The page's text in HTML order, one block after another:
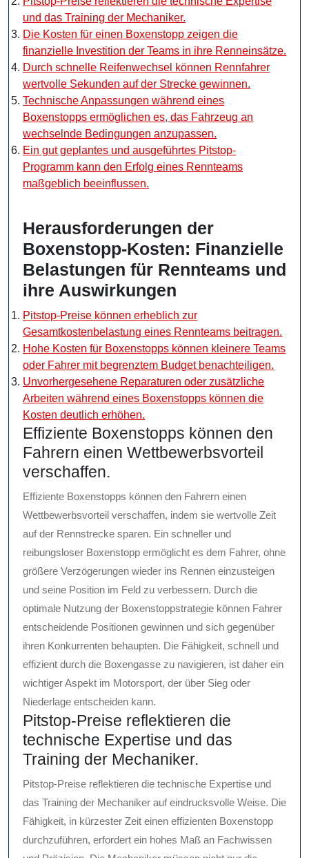
und das Training der Mechaniker.
Die Kosten für einen Boxenstopp zeigen die
finanzielle Investition der Teams in ihre Renneinsätze.
Durch schnelle Reifenwechsel können Rennfahrer
wertvolle Sekunden auf der Strecke gewinnen.
Technische Anpassungen während eines
Boxenstopps ermöglichen es, das Fahrzeug an
wechselnde Bedingungen anzupassen.
Ein gut geplantes und ausgeführtes Pitstop-
Programm kann den Erfolg eines Rennteams
maßgeblich beeinflussen.
Herausforderungen der
Boxenstopp-Kosten: Finanzielle
Belastungen für Rennteams und
ihre Auswirkungen
Pitstop-Preise können erheblich zur
Gesamtkostenbelastung eines Rennteams beitragen.
Hohe Kosten für Boxenstopps können kleinere Teams
oder Fahrer mit begrenztem Budget benachteiligen.
Unvorhergesehene Reparaturen oder zusätzliche
Arbeiten während eines Boxenstopps können die
Kosten deutlich erhöhen.
Effiziente Boxenstopps können den
Fahrern einen Wettbewerbsvorteil
verschaffen.
Effiziente Boxenstopps können den Fahrern einen
Wettbewerbsvorteil verschaffen, indem sie wertvolle Zeit
auf der Rennstrecke sparen. Ein schneller und
reibungsloser Boxenstopp ermöglicht es dem Fahrer, ohne
größere Verzögerungen wieder ins Rennen einzusteigen
und seine Position im Feld zu verbessern. Durch die
optimale Nutzung der Boxenstoppstrategie können Fahrer
entscheidende Positionen gewinnen und sich gegenüber
ihren Konkurrenten behaupten. Die Fähigkeit, schnell und
effizient durch die Boxengasse zu navigieren, ist daher ein
wichtiger Aspekt im Motorsport, der über Sieg oder
Niederlage entscheiden kann.
Pitstop-Preise reflektieren die
technische Expertise und das
Training der Mechaniker.
Pitstop-Preise reflektieren die technische Expertise und
das Training der Mechaniker auf eindrucksvolle Weise. Die
Fähigkeit, in kürzester Zeit einen effizienten Boxenstopp
durchzuführen, erfordert ein hohes Maß an Fachwissen